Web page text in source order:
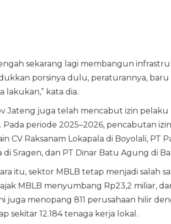
sekarang lagi membangun
porsinya dulu, peraturannya,
lakukan,” kata dia.
Jateng juga telah mencabut izin pelaku
Pada periode 2025–2026, pencabutan
CV Raksanam Lokapala di Boyolali, PT
di Sragen, dan PT Dinar Batu Agung di
itu, sektor MBLB tetap menjadi salah
MBLB menyumbang Rp23,2 miliar,
juga menopang 811 perusahaan hilir
sekitar 12.184 tenaga kerja lokal.